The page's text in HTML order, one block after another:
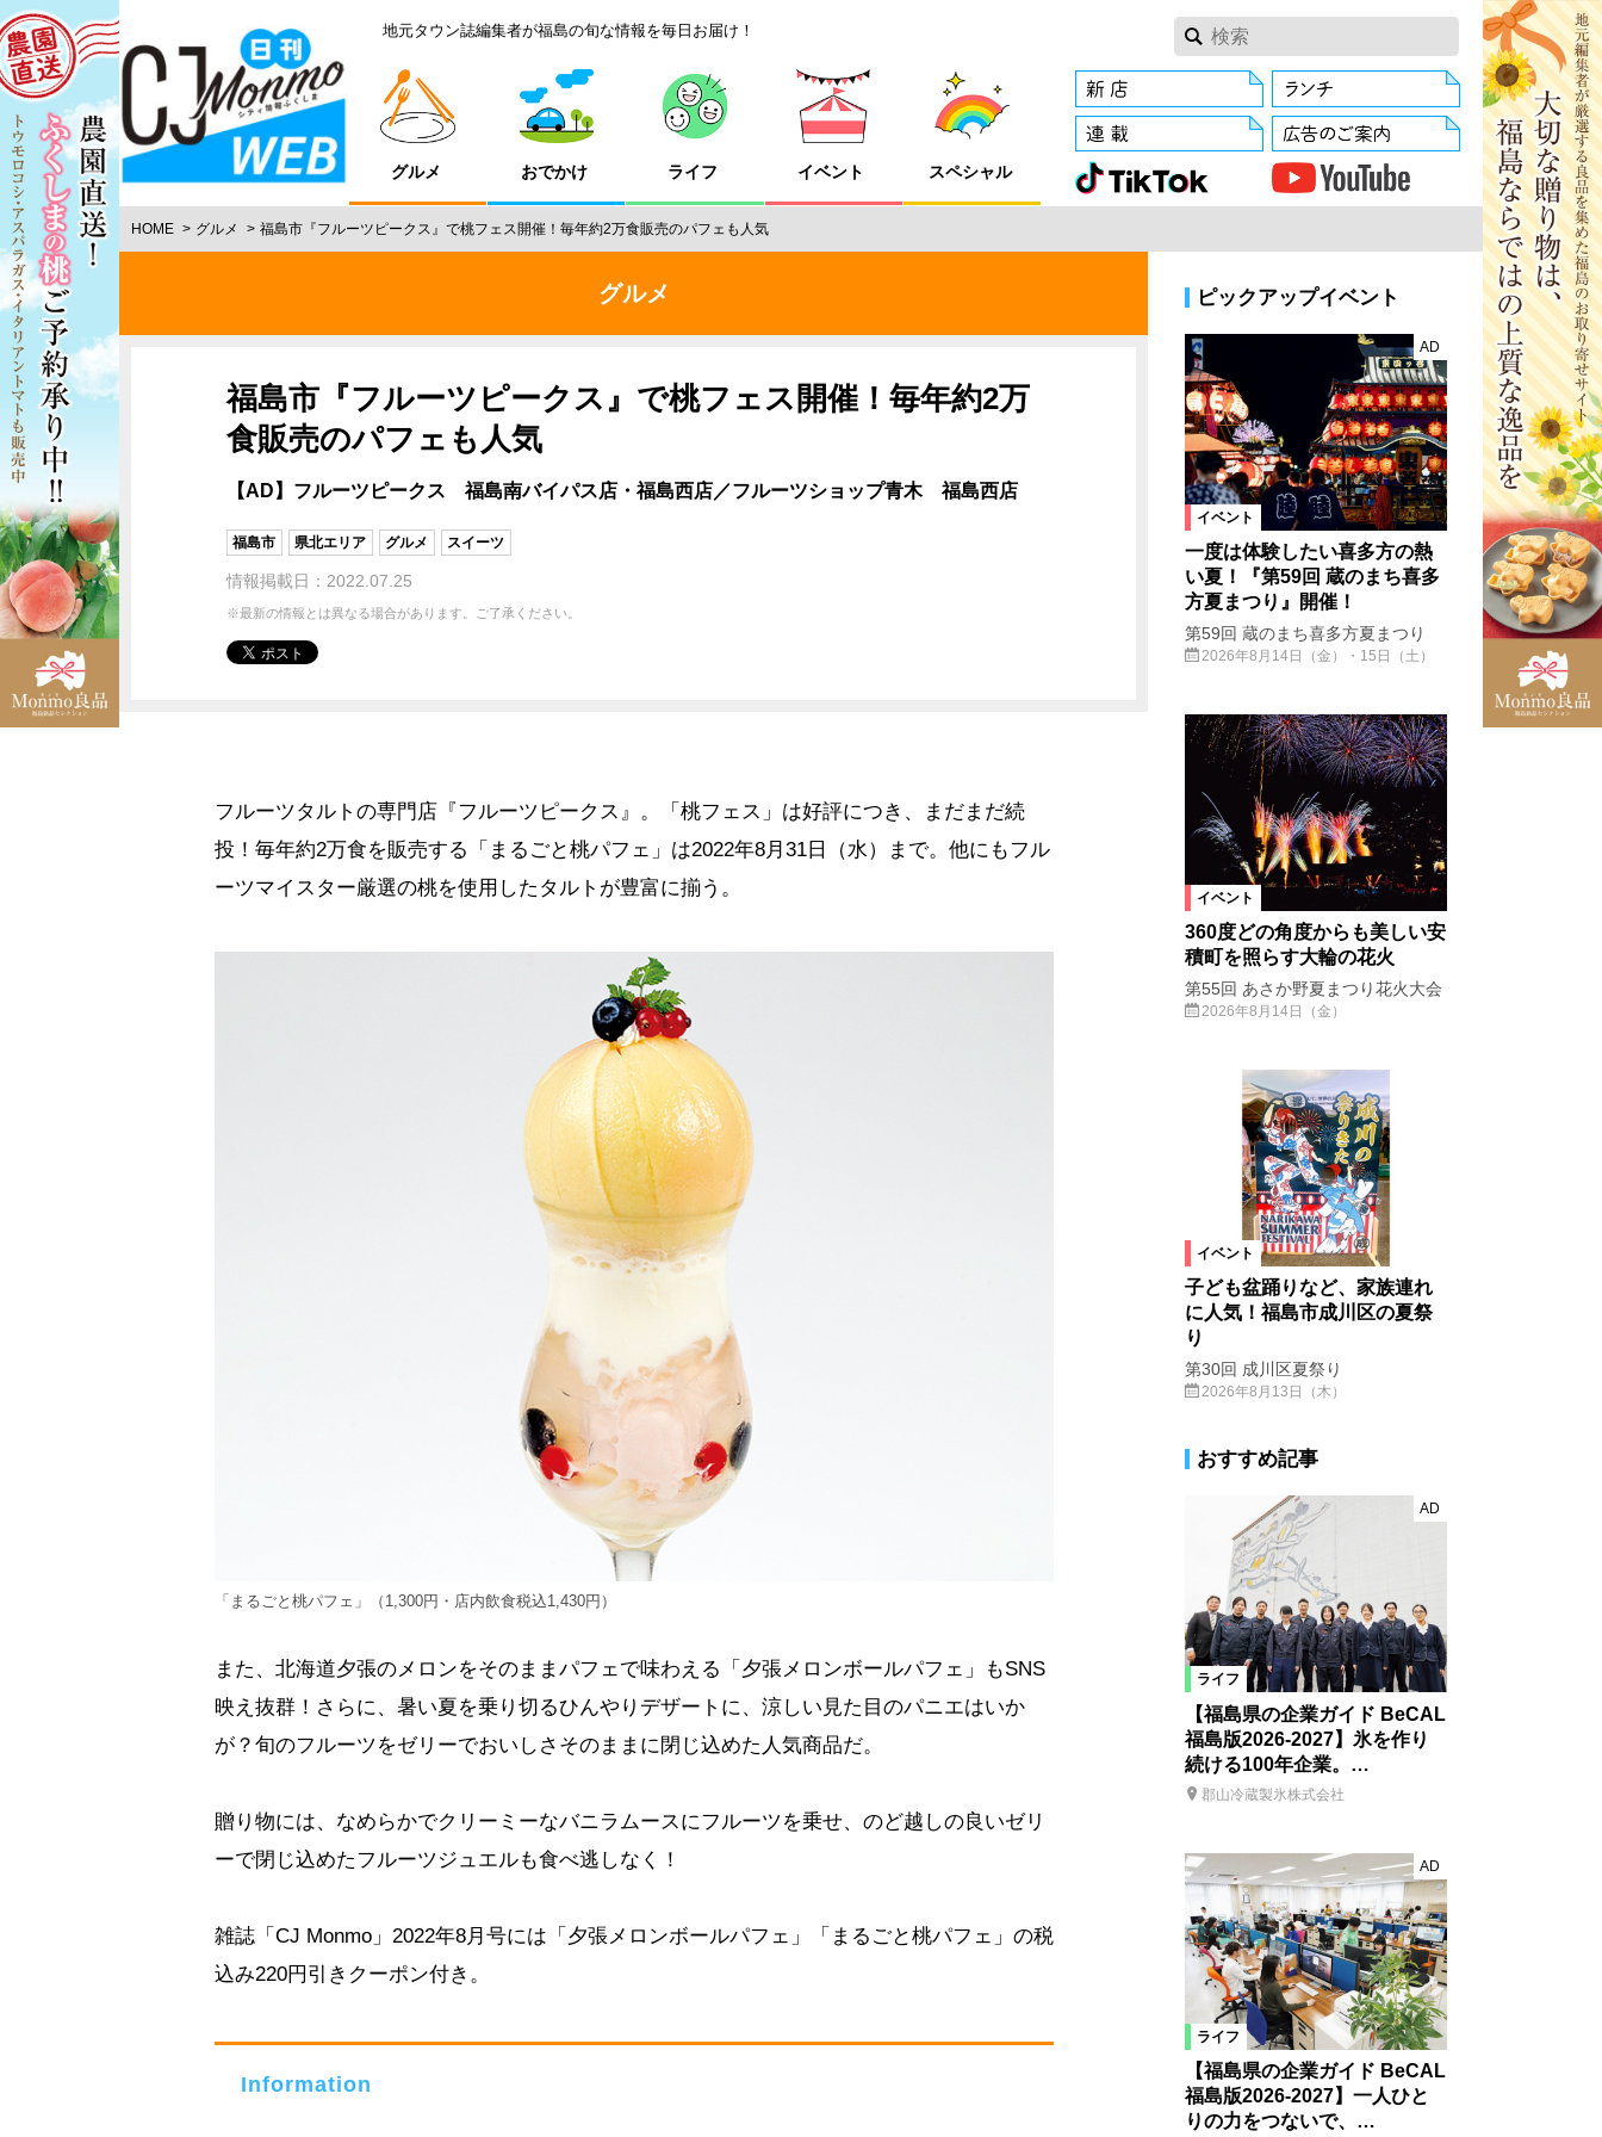
地元タウン誌編集者が福島の旬な情報を毎日お届け！
グルメ おでかけ ライフ イベント スペシャル
HOME グルメ 福島市『フルーツピークス』で桃フェス開催！毎年約2万食販売のパフェも人気
グルメ
福島市『フルーツピークス』で桃フェス開催！毎年約2万
食販売のパフェも人気
【AD】フルーツピークス 福島南バイパス店・福島西店／フルーツショップ青木 福島西店
福島市 県北エリア グルメ スイーツ
情報掲載日：2022.07.25
※最新の情報とは異なる場合があります。ご了承ください。
フルーツタルトの専門店『フルーツピークス』。「桃フェス」は好評につき、まだまだ続
投！毎年約2万食を販売する「まるごと桃パフェ」は2022年8月31日（水）まで。他にもフル
ーツマイスター厳選の桃を使用したタルトが豊富に揃う。
「まるごと桃パフェ」（1,300円・店内飲食税込1,430円）
また、北海道夕張のメロンをそのままパフェで味わえる「夕張メロンボールパフェ」もSNS
映え抜群！さらに、暑い夏を乗り切るひんやりデザートに、涼しい見た目のパニエはいか
が？旬のフルーツをゼリーでおいしさそのままに閉じ込めた人気商品だ。
贈り物には、なめらかでクリーミーなバニラムースにフルーツを乗せ、のど越しの良いゼリ
ーで閉じ込めたフルーツジュエルも食べ逃しなく！
雑誌「CJ Monmo」2022年8月号には「夕張メロンボールパフェ」「まるごと桃パフェ」の税
込み220円引きクーポン付き。
Information
ピックアップイベント
イベント
AD
一度は体験したい喜多方の熱
い夏！『第59回 蔵のまち喜多
方夏まつり』開催！
第59回 蔵のまち喜多方夏まつり
2026年8月14日（金）・15日（土）
イベント
360度どの角度からも美しい安
積町を照らす大輪の花火
第55回 あさか野夏まつり花火大会
2026年8月14日（金）
イベント
子ども盆踊りなど、家族連れ
に人気！福島市成川区の夏祭
り
第30回 成川区夏祭り
2026年8月13日（木）
おすすめ記事
ライフ
AD
【福島県の企業ガイド BeCAL
福島版2026-2027】氷を作り
続ける100年企業。…
郡山冷蔵製氷株式会社
ライフ
AD
【福島県の企業ガイド BeCAL
福島版2026-2027】一人ひと
りの力をつないで、…